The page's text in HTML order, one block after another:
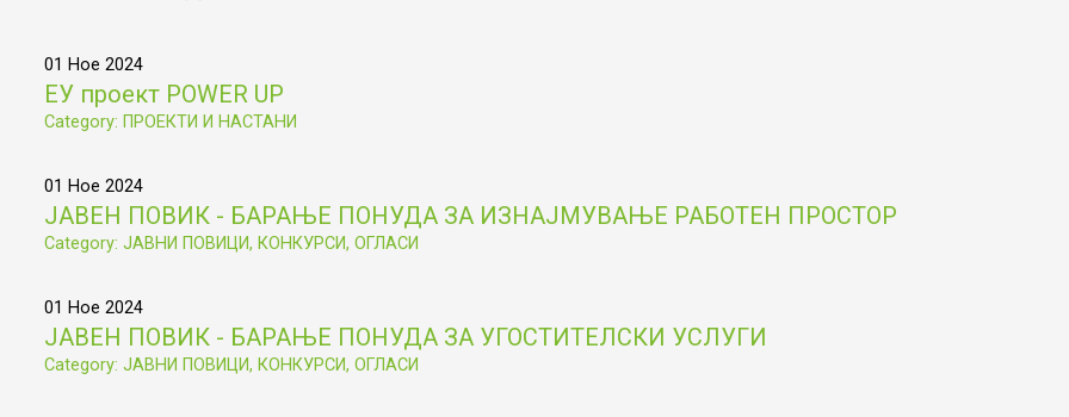
01 Ное 2024
ЕУ проект POWER UP
Category: ПРОЕКТИ И НАСТАНИ
01 Ное 2024
ЈАВЕН ПОВИК - БАРАЊЕ ПОНУДА ЗА ИЗНАЈМУВАЊЕ РАБОТЕН ПРОСТОР
Category: ЈАВНИ ПОВИЦИ, КОНКУРСИ, ОГЛАСИ
01 Ное 2024
ЈАВЕН ПОВИК - БАРАЊЕ ПОНУДА ЗА УГОСТИТЕЛСКИ УСЛУГИ
Category: ЈАВНИ ПОВИЦИ, КОНКУРСИ, ОГЛАСИ